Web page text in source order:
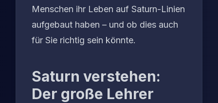
Menschen ihr Leben auf Saturn-Linien
aufgebaut haben – und ob dies auch
für Sie richtig sein könnte.
Saturn verstehen:
Der große Lehrer